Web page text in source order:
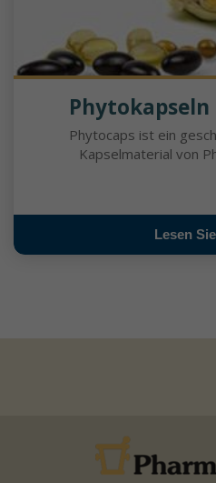
Phytokapseln
Phytocaps ist ein
Kapselmaterial von
Lesen